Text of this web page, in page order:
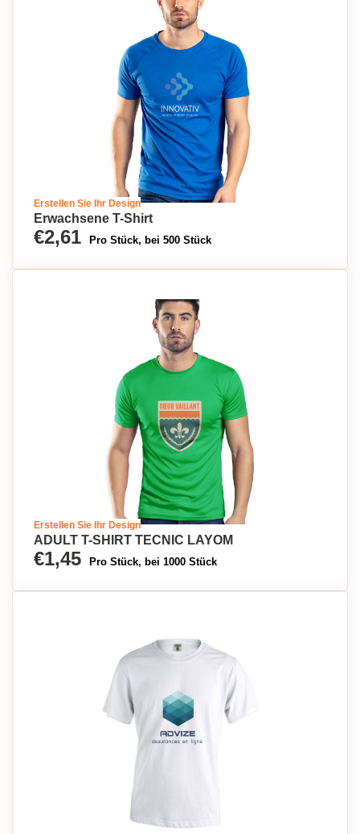
Erstellen Sie Ihr Design
Erwachsene T-Shirt
€2,61 Pro Stück, bei 500 Stück
Erstellen Sie Ihr Design
ADULT T-SHIRT TECNIC LAYOM
€1,45 Pro Stück, bei 1000 Stück